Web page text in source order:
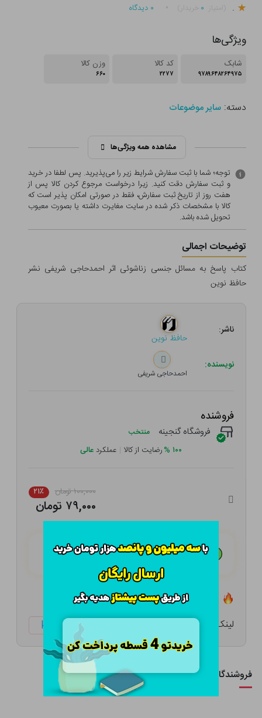
. ۰ ۰ دیدگاه
ویژگی‌ها
شابک
۹۷۸۹۶۴۸۲۶۴۹۷۵
کد کالا
۲۲۷۷
وزن کالا
۶۶۰
دسته:سایر موضوعات
مشاهده همه ویژگی‌ها
توجه؛ شما با ثبت سفارش شرایط زیر را می‌پذیرید. پس لطفا در خرید
و ثبت سفارش دقت کنید. زیرا درخواست مرجوع کردن کالا پس از
هفت روز از تاریخ ثبت سفارش، فقط در صورتی امکان پذیر است که
کالا با مشخصات ذکر شده در سایت مغایرت داشته یا بصورت معيوب
تحویل شده باشد.
توضیحات اجمالی
کتاب پاسخ به مسائل جنسی زناشوئی اثر احمدحاجی شریفی نشر
حافظ نوین
ناشر:
حافظ نوین
نویسنده:
احمدحاجی شریفی
فروشنده
فروشگاه گنجینه منتخب
۱۰۰ %رضایت از کالا | عملکرد عالی
۱۰۰,۰۰۰ تومان ۲۱٪
۷۹,۰۰۰ تومان
هـر قسط با تــرب‌پــی:۱۹,۷۵۰ تومان
لینک کوتاه: ketabtala.com/sbp-41490
فروشندگان این کالا